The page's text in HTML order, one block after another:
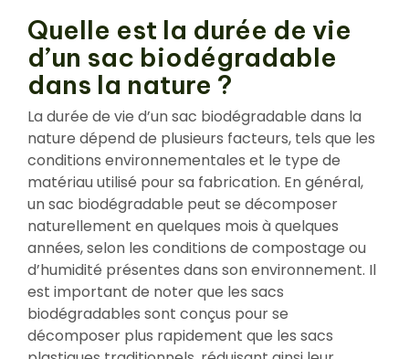
Quelle est la durée de vie
d’un sac biodégradable
dans la nature ?
La durée de vie d’un sac biodégradable dans la
nature dépend de plusieurs facteurs, tels que les
conditions environnementales et le type de
matériau utilisé pour sa fabrication. En général,
un sac biodégradable peut se décomposer
naturellement en quelques mois à quelques
années, selon les conditions de compostage ou
d’humidité présentes dans son environnement. Il
est important de noter que les sacs
biodégradables sont conçus pour se
décomposer plus rapidement que les sacs